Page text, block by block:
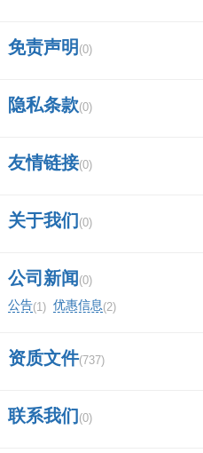
免责声明 (0)
隐私条款(0)
友情链接(0)
关于我们 (0)
公司新闻 (0)
公告(1) 优惠信息(2)
资质文件(737)
联系我们 (0)